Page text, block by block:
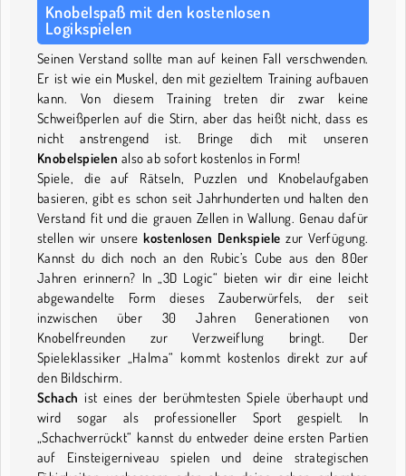
Knobelspaß mit den kostenlosen
Logikspielen
Seinen Verstand sollte man auf keinen Fall verschwenden.
Er ist wie ein Muskel, den mit gezieltem Training aufbauen
kann. Von diesem Training treten dir zwar keine
Schweißperlen auf die Stirn, aber das heißt nicht, dass es
nicht anstrengend ist. Bringe dich mit unseren
Knobelspielen also ab sofort kostenlos in Form!
Spiele, die auf Rätseln, Puzzlen und Knobelaufgaben
basieren, gibt es schon seit Jahrhunderten und halten den
Verstand fit und die grauen Zellen in Wallung. Genau dafür
stellen wir unserekostenlosen Denkspiele zur Verfügung.
Kannst du dich noch an den Rubic’s Cube aus den 80er
Jahren erinnern? In „3D Logic“ bieten wir dir eine leicht
abgewandelte Form dieses Zauberwürfels, der seit
inzwischen über 30 Jahren Generationen von
Knobelfreunden zur Verzweiflung bringt. Der
Spieleklassiker „Halma“ kommt kostenlos direkt zur auf
den Bildschirm.
Schach ist eines der berühmtesten Spiele überhaupt und
wird sogar als professioneller Sport gespielt. In
„Schachverrückt“ kannst du entweder deine ersten Partien
auf Einsteigerniveau spielen und deine strategischen